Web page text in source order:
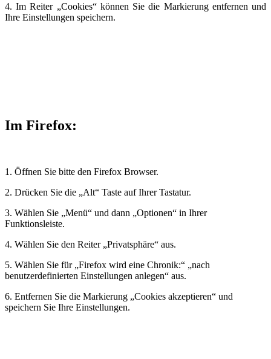
4. Im Reiter „Cookies“ können Sie die Markierung entfernen und
Ihre Einstellungen speichern.
Im Firefox:
1. Öffnen Sie bitte den Firefox Browser.
2. Drücken Sie die „Alt“ Taste auf Ihrer Tastatur.
3. Wählen Sie „Menü“ und dann „Optionen“ in Ihrer
Funktionsleiste.
4. Wählen Sie den Reiter „Privatsphäre“ aus.
5. Wählen Sie für „Firefox wird eine Chronik:“ „nach
benutzerdefinierten Einstellungen anlegen“ aus.
6. Entfernen Sie die Markierung „Cookies akzeptieren“ und
speichern Sie Ihre Einstellungen.